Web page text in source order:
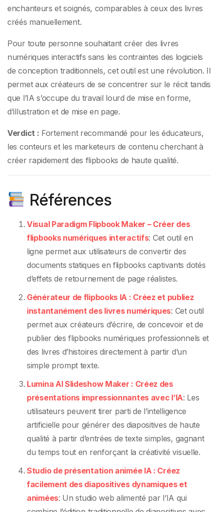
enchanteurs et soignés, comparables à ceux des livres
créés manuellement.
Pour toute personne souhaitant créer des livres
numériques interactifs sans les contraintes des logiciels
de conception traditionnels, cet outil est une révolution. Il
permet aux créateurs de se concentrer sur le récit tandis
que l’IA s’occupe du travail lourd de mise en forme,
d’illustration et de mise en page.
Verdict : Fortement recommandé pour les éducateurs,
les conteurs et les marketeurs de contenu cherchant à
créer rapidement des flipbooks de haute qualité.
Références
Visual Paradigm Flipbook Maker – Créer des
flipbooks numériques interactifs: Cet outil en
ligne permet aux utilisateurs de convertir des
documents statiques en flipbooks captivants dotés
d’effets de retournement de page réalistes.
Générateur de flipbooks IA : Créez et publiez
instantanément des livres numériques: Cet outil
permet aux créateurs d’écrire, de concevoir et de
publier des flipbooks numériques professionnels et
des livres d’histoires directement à partir d’un
simple prompt texte.
Lumina AI Slideshow Maker : Créez des
présentations impressionnantes avec l’IA: Les
utilisateurs peuvent tirer parti de l’intelligence
artificielle pour générer des diapositives de haute
qualité à partir d’entrées de texte simples, gagnant
du temps tout en renforçant la créativité visuelle.
Studio de présentation animée IA : Créez
facilement des diapositives dynamiques et
animées: Un studio web alimenté par l’IA qui